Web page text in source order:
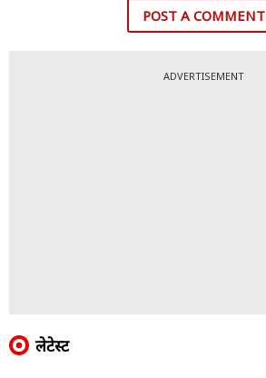
POST A COMMENT
ADVERTISEMENT
लेटेस्ट